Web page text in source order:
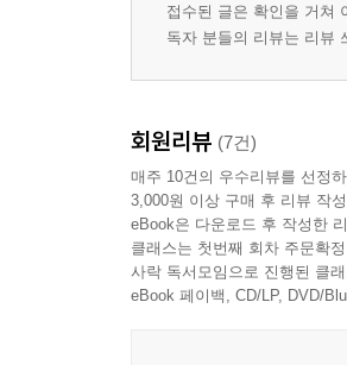
접수된 글은 확인을 거쳐
독자 분들의 리뷰는 리뷰
회원리뷰 (7건)
매주 10건의 우수리뷰를 선정
3,000원 이상 구매 후 리뷰 작
eBook은 다운로드 후 작성한
클래스는 첫번째 회차 주문확
사락 독서모임으로 진행된 클
eBook 페이백, CD/LP, DVD/